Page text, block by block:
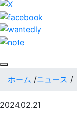
ホーム /ニュース /
2024.02.21